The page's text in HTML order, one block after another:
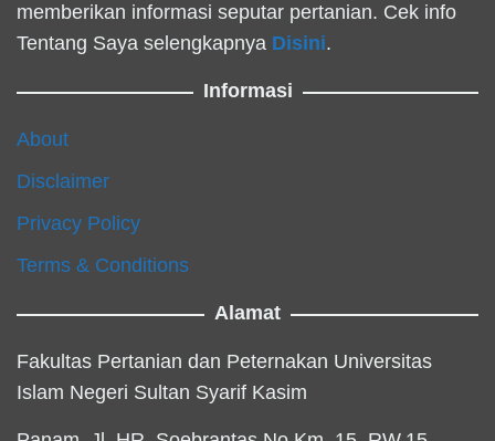
memberikan informasi seputar pertanian. Cek info
Tentang Saya selengkapnya Disini.
Informasi
About
Disclaimer
Privacy Policy
Terms & Conditions
Alamat
Fakultas Pertanian dan Peternakan Universitas
Islam Negeri Sultan Syarif Kasim